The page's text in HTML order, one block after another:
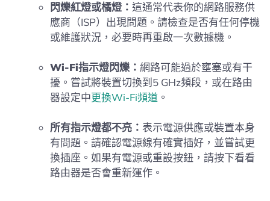
閃爍紅燈或橘燈： 這通常代表你的網路服務供
應商（ISP）出現問題。請檢查是否有任何停機
或維護狀況，必要時再重啟一次數據機。
Wi-Fi指示燈閃爍： 網路可能過於壅塞或有干
擾。嘗試將裝置切換到5 GHz頻段，或在路由
器設定中更換Wi-Fi頻道 。
所有指示燈都不亮： 表示電源供應或裝置本身
有問題。請確認電源線有確實插好，並嘗試更
換插座。如果有電源或重設按鈕，請按下看看
路由器是否會重新運作。